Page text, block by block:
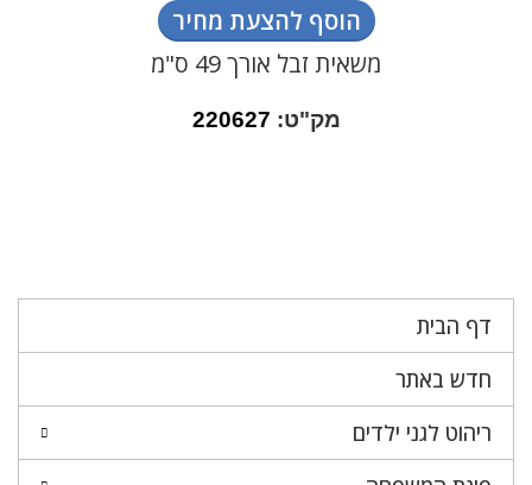
דף הבית
חדש באתר
ריהוט לגני ילדים
הוסף להצעת מחיר
משאית זבל אורך 49 ס"מ
מק"ט: 220627